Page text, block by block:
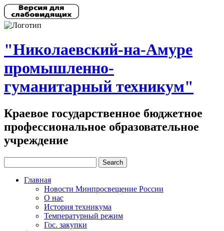
"Николаевский-на-Амуре
промышленно-
гуманитарный техникум"
Краевое государственное бюджетное
профессиональное образовательное
учреждение
Главная
Новости Минпросвещение России
О нас
История техникума
Температурный режим
Гос. закупки